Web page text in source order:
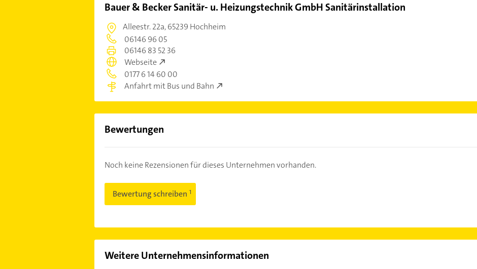
Bauer & Becker Sanitär- u. Heizungstechnik GmbH Sanitärinstallation
Alleestr. 22a,65239 Hochheim
06146 96 05
06146 83 52 36
Webseite
0177 6 14 60 00
Anfahrt mit Bus und Bahn
Bewertungen
Noch keine Rezensionen für dieses Unternehmen vorhanden.
Bewertung schreiben
Weitere Unternehmensinformationen